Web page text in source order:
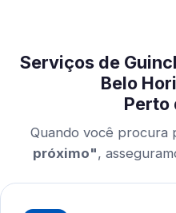
Serviços de
Belo
Perto
Quando você procura
próximo",